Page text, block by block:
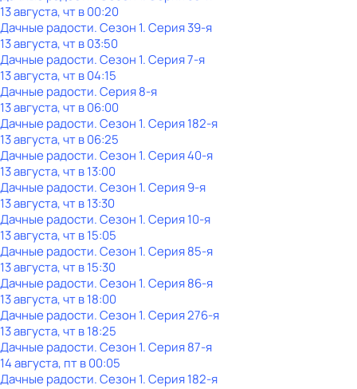
13 августа, чт в 00:20
Дачные радости. Сезон 1. Серия 39-я
13 августа, чт в 03:50
Дачные радости. Сезон 1. Серия 7-я
13 августа, чт в 04:15
Дачные радости. Серия 8-я
13 августа, чт в 06:00
Дачные радости. Сезон 1. Серия 182-я
13 августа, чт в 06:25
Дачные радости. Сезон 1. Серия 40-я
13 августа, чт в 13:00
Дачные радости. Сезон 1. Серия 9-я
13 августа, чт в 13:30
Дачные радости. Сезон 1. Серия 10-я
13 августа, чт в 15:05
Дачные радости. Сезон 1. Серия 85-я
13 августа, чт в 15:30
Дачные радости. Сезон 1. Серия 86-я
13 августа, чт в 18:00
Дачные радости. Сезон 1. Серия 276-я
13 августа, чт в 18:25
Дачные радости. Сезон 1. Серия 87-я
14 августа, пт в 00:05
Дачные радости. Сезон 1. Серия 182-я